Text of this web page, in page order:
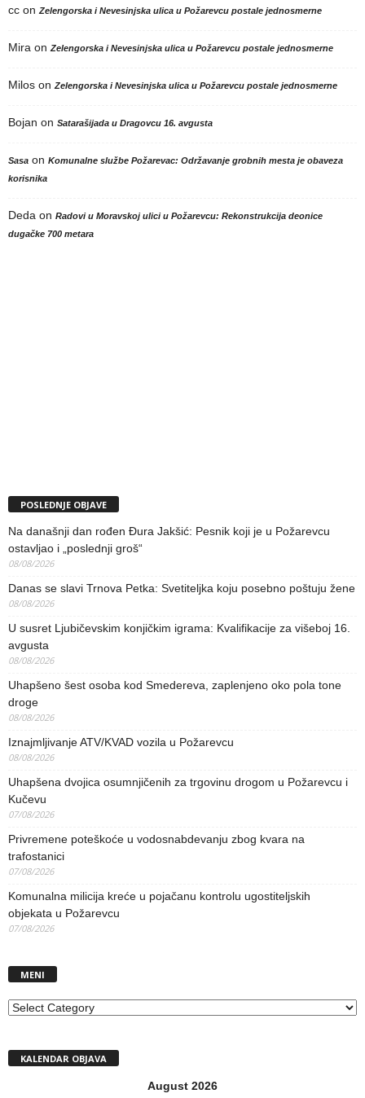
cc on Zelengorska i Nevesinjska ulica u Požarevcu postale jednosmerne
Mira on Zelengorska i Nevesinjska ulica u Požarevcu postale jednosmerne
Milos on Zelengorska i Nevesinjska ulica u Požarevcu postale jednosmerne
Bojan on Satarašijada u Dragovcu 16. avgusta
Sasa on Komunalne službe Požarevac: Održavanje grobnih mesta je obaveza
korisnika
Deda on Radovi u Moravskoj ulici u Požarevcu: Rekonstrukcija deonice
dugačke 700 metara
POSLEDNJE OBJAVE
Na današnji dan rođen Đura Jakšić: Pesnik koji je u Požarevcu
ostavljao i „poslednji groš“
08/08/2026
Danas se slavi Trnova Petka: Svetiteljka koju posebno poštuju žene
08/08/2026
U susret Ljubičevskim konjičkim igrama: Kvalifikacije za višeboj 16.
avgusta
08/08/2026
Uhapšeno šest osoba kod Smedereva, zaplenjeno oko pola tone
droge
08/08/2026
Iznajmljivanje ATV/KVAD vozila u Požarevcu
08/08/2026
Uhapšena dvojica osumnjičenih za trgovinu drogom u Požarevcu i
Kučevu
07/08/2026
Privremene poteškoće u vodosnabdevanju zbog kvara na
trafostanici
07/08/2026
Komunalna milicija kreće u pojačanu kontrolu ugostiteljskih
objekata u Požarevcu
07/08/2026
MENI
MENI
KALENDAR OBJAVA
August 2026